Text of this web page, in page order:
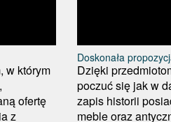
w którym
ofertę
z
Doskonała
Dzięki
poczuć się jak w
zapis historii
meble oraz